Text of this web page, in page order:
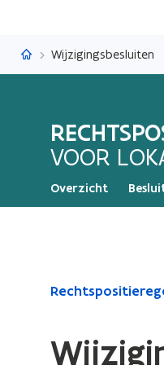
Rechtspositieregeling
Wijzigingsbesluiten
VOOR
Overzicht
Gedaan